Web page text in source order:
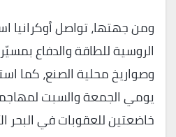
ومن جهتها، تواصل أوكرانيا
الروسية للطاقة والدفاع
وصواريخ محلية الصنع، كما
يومي الجمعة والسبت
خاضعتين للعقوبات في البحر